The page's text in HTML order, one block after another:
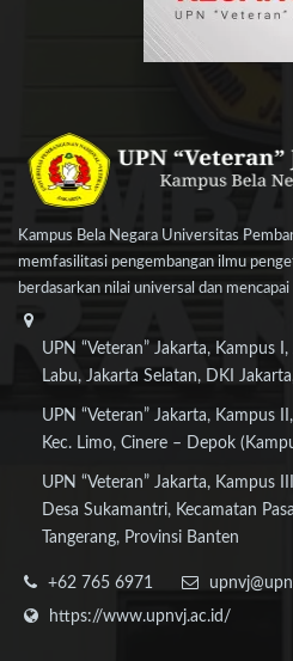
Kampus Bela Negara Universitas
memfasilitasi pengembangan ilmu
berdasarkan nilai universal dan
UPN “Veteran” Jakarta, Kampus
Labu, Jakarta Selatan, DKI
UPN “Veteran” Jakarta, Kampus
Kec. Limo, Cinere – Depok
UPN “Veteran” Jakarta, Kampus
Desa Sukamantri, Kecamatan
Tangerang, Provinsi Banten
+62 765 6971
https://www.upnvj.ac.id/